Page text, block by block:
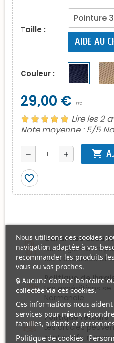
Taille :
AIDE AU
Couleur :
29,00 € TTC
Lire les 2
Note moyenne : 5/5
remove add shopping_cart
favorite_border
Garanties
Les Règlements
100% sécurisés et
Politique de
Les expéditions
Normandie.
Politique retours
Les articles
sont neufs, non
Nous utilisons des cookies
navigation adaptée à vos
recommander les produits
vous ou vos proches.
🔒 Aucune donnée bancaire
collectée via ces cookies.
Ces informations nous
services pour mieux
familles, aidants et
Politique de cookies